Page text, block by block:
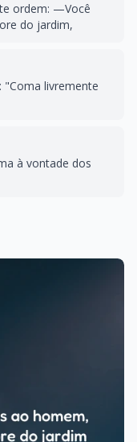
ordem: —Você
do jardim,
"Coma livremente
à vontade dos